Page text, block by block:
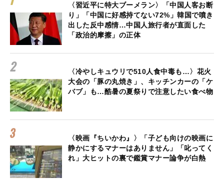
〈習近平に特大ブーメラン〉「中国人客お断
り」「中国に好感持てない72%」韓国で噴き
出した反中感情…中国人旅行者が直面した
「政治的摩擦」の正体
〈冷やしキュウリで510人食中毒も…〉花火
大会の「豚の丸焼き」、キッチンカーの「ケ
バブ」も…酷暑の夏祭りで注意したい食べ物
〈映画『ちいかわ』〉「子ども向けの映画に
静かにするマナーはありません」「叱ってく
れ」大ヒットの裏で鑑賞マナー論争が白熱